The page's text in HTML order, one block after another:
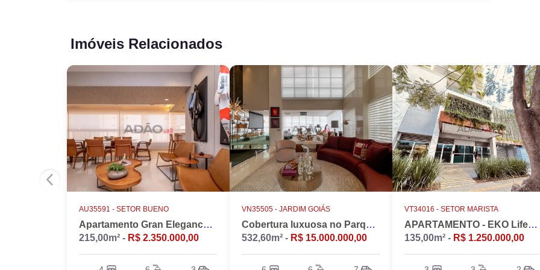
Imóveis Relacionados
AU35591 - SETOR BUENO
Apartamento Gran Elegance - 4 suites + Home Office
215,00m² - R$ 2.350.000,00
VN35505 - JARDIM GOIÁS
Cobertura luxuosa no Parque Flamboyant, Jardim Goiás. Duplex, 533m2, 4 suítes, Piscina, 7 vagas, nascente.
532,60m² - R$ 15.000.000,00
VT34016 - SETOR MARISTA
APARTAMENTO - EKO LifeStyle
135,00m² - R$ 1.250.000,00